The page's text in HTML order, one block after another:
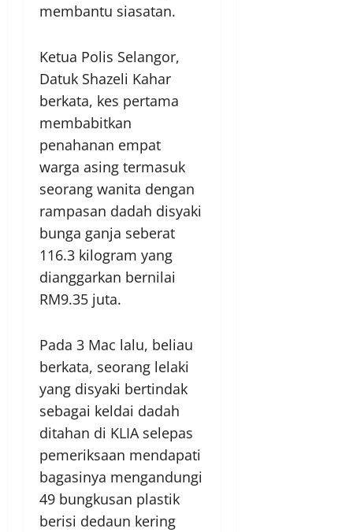
membantu siasatan.
Ketua Polis Selangor,
Datuk Shazeli Kahar
berkata, kes pertama
membabitkan
penahanan empat
warga asing termasuk
seorang wanita dengan
rampasan dadah disyaki
bunga ganja seberat
116.3 kilogram yang
dianggarkan bernilai
RM9.35 juta.
Pada 3 Mac lalu, beliau
berkata, seorang lelaki
yang disyaki bertindak
sebagai keldai dadah
ditahan di KLIA selepas
pemeriksaan mendapati
bagasinya mengandungi
49 bungkusan plastik
berisi dedaun kering